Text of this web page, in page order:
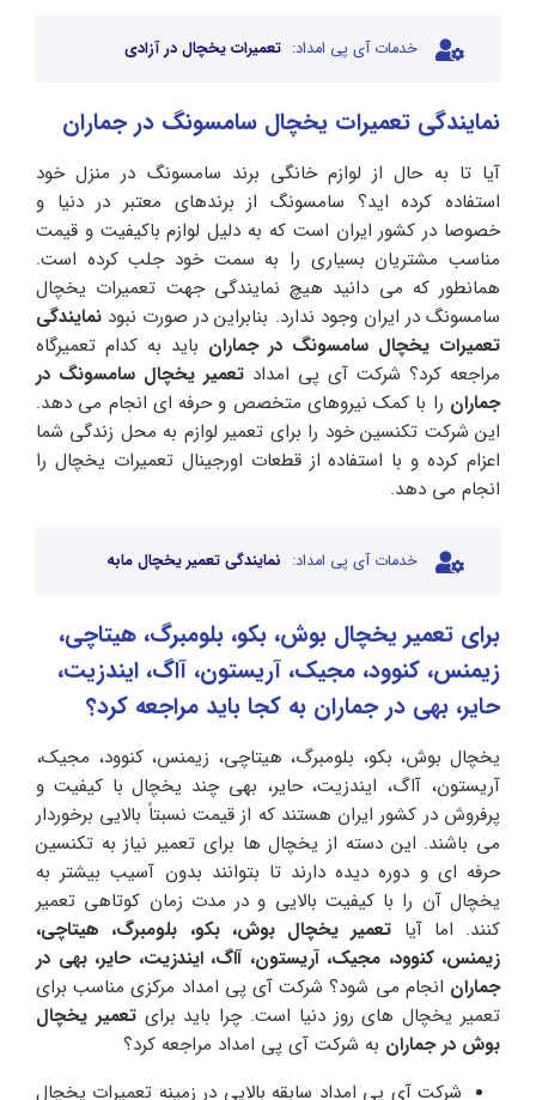
خدمات آی پی امداد: تعمیرات یخچال در آزادی
نمایندگی تعمیرات یخچال سامسونگ در جماران
آیا تا به حال از لوازم خانگی برند سامسونگ در منزل خود
استفاده کرده اید؟ سامسونگ از برندهای معتبر در دنیا و
خصوصا در کشور ایران است که به دلیل لوازم باکیفیت و قیمت
مناسب مشتریان بسیاری را به سمت خود جلب کرده است.
همانطور که می دانید هیچ نمایندگی جهت تعمیرات یخچال
سامسونگ در ایران وجود ندارد. بنابراین در صورت نبود نمایندگی
تعمیرات یخچال سامسونگ در جماران باید به کدام تعمیرگاه
مراجعه کرد؟ شرکت آی پی امداد تعمیر یخچال سامسونگ در
جماران را با کمک نیروهای متخصص و حرفه ای انجام می دهد.
این شرکت تکنسین خود را برای تعمیر لوازم به محل زندگی شما
اعزام کرده و با استفاده از قطعات اورجینال تعمیرات یخچال را
انجام می دهد.
خدمات آی پی امداد: نمایندگی تعمیر یخچال مابه
برای تعمیر یخچال بوش، بکو، بلومبرگ، هیتاچی،
زیمنس، کنوود، مجیک، آریستون، آاگ، ایندزیت،
حایر، بهی در جماران به کجا باید مراجعه کرد؟
یخچال بوش، بکو، بلومبرگ، هیتاچی، زیمنس، کنوود، مجیک،
آریستون، آاگ، ایندزیت، حایر، بهی چند یخچال با کیفیت و
پرفروش در کشور ایران هستند که از قیمت نسبتاً بالایی برخوردار
می باشند. این دسته از یخچال ها برای تعمیر نیاز به تکنسین
حرفه ای و دوره دیده دارند تا بتوانند بدون آسیب بیشتر به
یخچال آن را با کیفیت بالایی و در مدت زمان کوتاهی تعمیر
کنند. اما آیا تعمیر یخچال بوش، بکو، بلومبرگ، هیتاچی،
زیمنس، کنوود، مجیک، آریستون، آاگ، ایندزیت، حایر، بهی در
جماران انجام می شود؟ شرکت آی پی امداد مرکزی مناسب برای
تعمیر یخچال های روز دنیا است. چرا باید برایتعمیر یخچال
بوش در جماران به شرکت آی پی امداد مراجعه کرد؟
شرکت آی پی امداد سابقه بالایی در زمینه تعمیرات یخچال